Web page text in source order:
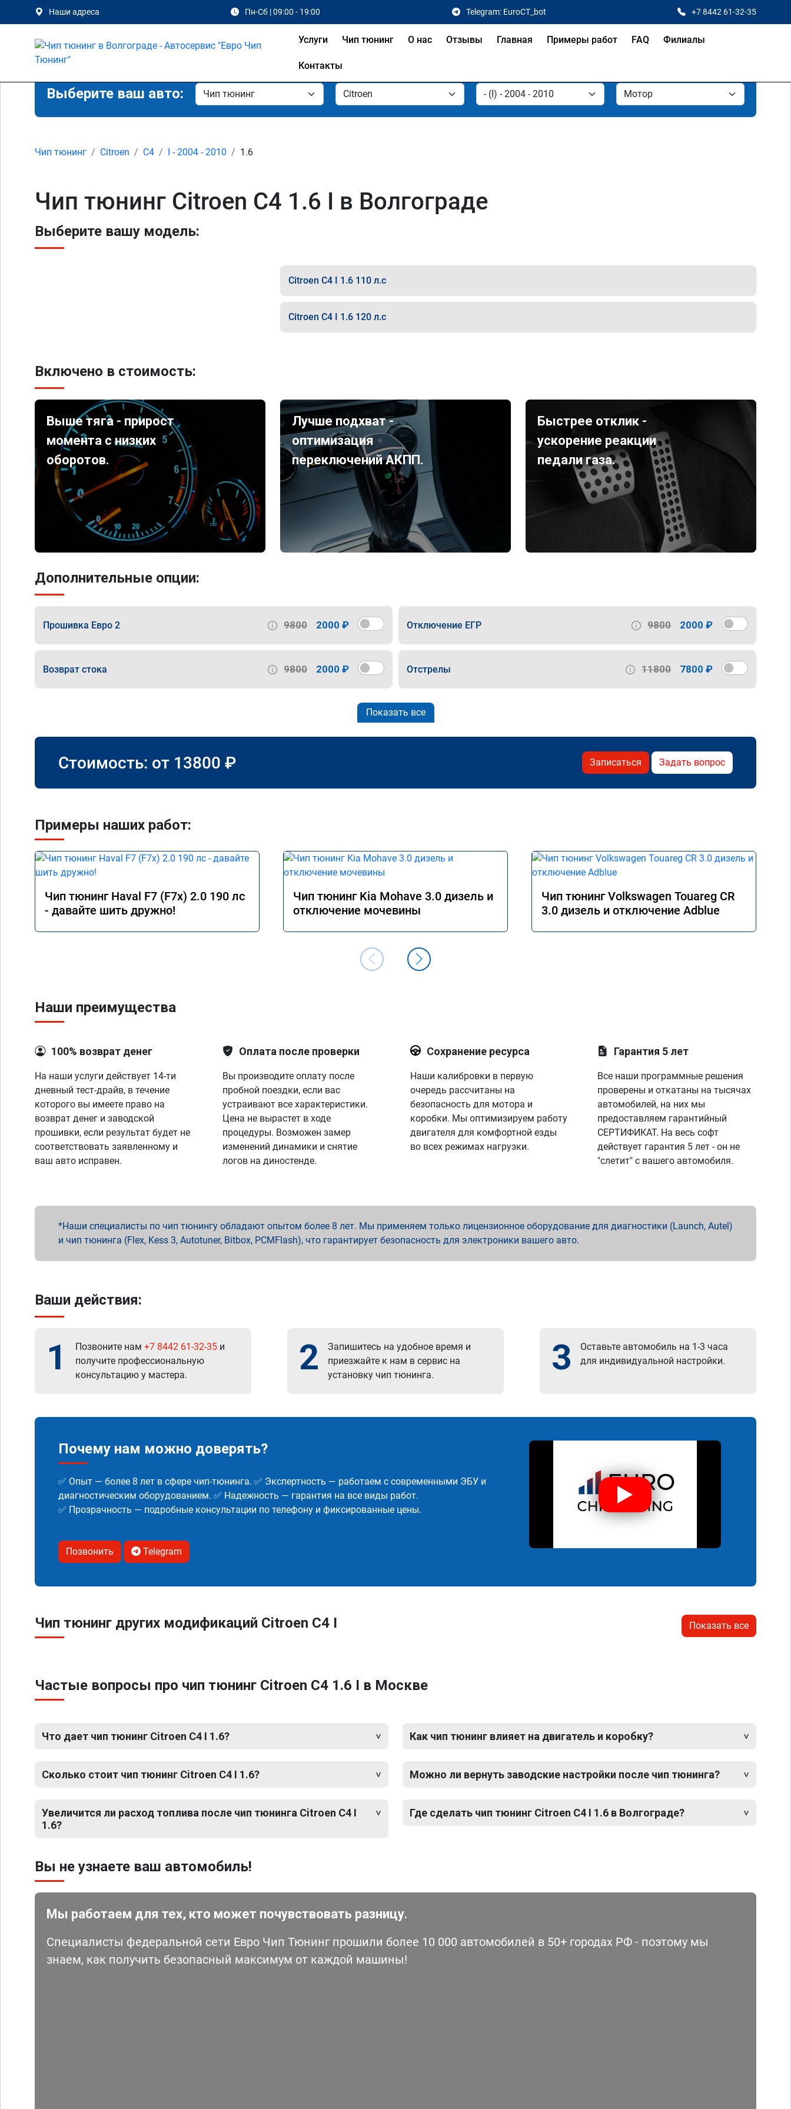
Наши адреса Пн-Сб | 09:00 - 19:00 Telegram: EuroCT_bot +7 8442 61-32-35
Услуги Чип тюнинг О нас Отзывы Главная Примеры работ FAQ Филиалы
Контакты
Выберите ваш авто:
Чип тюнинг Citroen C4 I - 2004 - 2010 1.6
Чип тюнинг Citroen C4 1.6 I в Волгограде
Выберите вашу модель:
Citroen C4 I 1.6 110 л.с
Citroen C4 I 1.6 120 л.с
Включено в стоимость:
Выше тяга - прирост
момента с низких
оборотов.
Лучше подхват -
оптимизация
переключений АКПП.
Быстрее отклик -
ускорение реакции
педали газа.
Дополнительные опции:
Прошивка Евро 2 9800 2000 ₽ Отключение ЕГР 9800 2000 ₽
Возврат стока 9800 2000 ₽ Отстрелы 11800 7800 ₽
Показать все
Стоимость: от 13800 ₽ Записаться Задать вопрос
Примеры наших работ:
Чип тюнинг Haval F7 (F7x) 2.0 190 лс
- давайте шить дружно!
Чип тюнинг Kia Mohave 3.0 дизель и
отключение мочевины
Чип тюнинг Volkswagen Touareg CR
3.0 дизель и отключение Adblue
Наши преимущества
100% возврат денег
На наши услуги действует 14-ти
дневный тест-драйв, в течение
которого вы имеете право на
возврат денег и заводской
прошивки, если результат будет не
соответствовать заявленному и
ваш авто исправен.
Оплата после проверки
Вы производите оплату после
пробной поездки, если вас
устраивают все характеристики.
Цена не вырастет в ходе
процедуры. Возможен замер
изменений динамики и снятие
логов на диностенде.
Сохранение ресурса
Наши калибровки в первую
очередь рассчитаны на
безопасность для мотора и
коробки. Мы оптимизируем работу
двигателя для комфортной езды
во всех режимах нагрузки.
Гарантия 5 лет
Все наши программные решения
проверены и откатаны на тысячах
автомобилей, на них мы
предоставляем гарантийный
СЕРТИФИКАТ. На весь софт
действует гарантия 5 лет - он не
"слетит" с вашего автомобиля.
Наши специалисты по чип тюнингу обладают опытом более 8 лет. Мы применяем только лицензионное оборудование для диагностики (Launch, Autel)
и чип тюнинга (Flex, Kess 3, Autotuner, Bitbox, PCMFlash), что гарантирует безопасность для электроники вашего авто.
Ваши действия:
1 Позвоните нам +7 8442 61-32-35 и
получите профессиональную
консультацию у мастера.
2
Запишитесь на удобное время и
приезжайте к нам в сервис на
установку чип тюнинга.
3
Оставьте автомобиль на 1-3 часа
для индивидуальной настройки.
Почему нам можно доверять?
✅ Опыт — более 8 лет в сфере чип-тюнинга. ✅ Экспертность — работаем с современными ЭБУ и
диагностическим оборудованием. ✅ Надежность — гарантия на все виды работ.
✅ Прозрачность — подробные консультации по телефону и фиксированные цены.
Позвонить Telegram
Чип тюнинг других модификаций Citroen C4 I Показать все
Частые вопросы про чип тюнинг Citroen C4 1.6 I в Москве
Что дает чип тюнинг Citroen C4 I 1.6?
Сколько стоит чип тюнинг Citroen C4 I 1.6?
Увеличится ли расход топлива после чип тюнинга Citroen C4 I
1.6?
Как чип тюнинг влияет на двигатель и коробку?
Можно ли вернуть заводские настройки после чип тюнинга?
Где сделать чип тюнинг Citroen C4 I 1.6 в Волгограде?
Вы не узнаете ваш автомобиль!
Мы работаем для тех, кто может почувствовать разницу.
Специалисты федеральной сети Евро Чип Тюнинг прошили более 10 000 автомобилей в 50+ городах РФ - поэтому мы
знаем, как получить безопасный максимум от каждой машины!